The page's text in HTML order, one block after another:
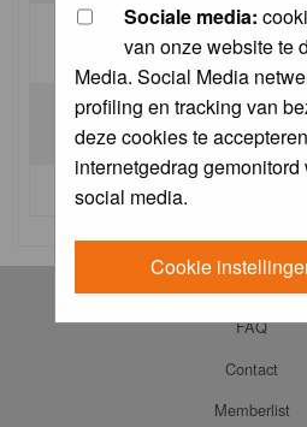
Sociale media:
van onze website te
Media. Social Media
profiling en tracking van
deze cookies te
internetgedrag
social media.
Cookie
Log me on automatically each
I forgot my password
FAQ
Contact
Memberlist